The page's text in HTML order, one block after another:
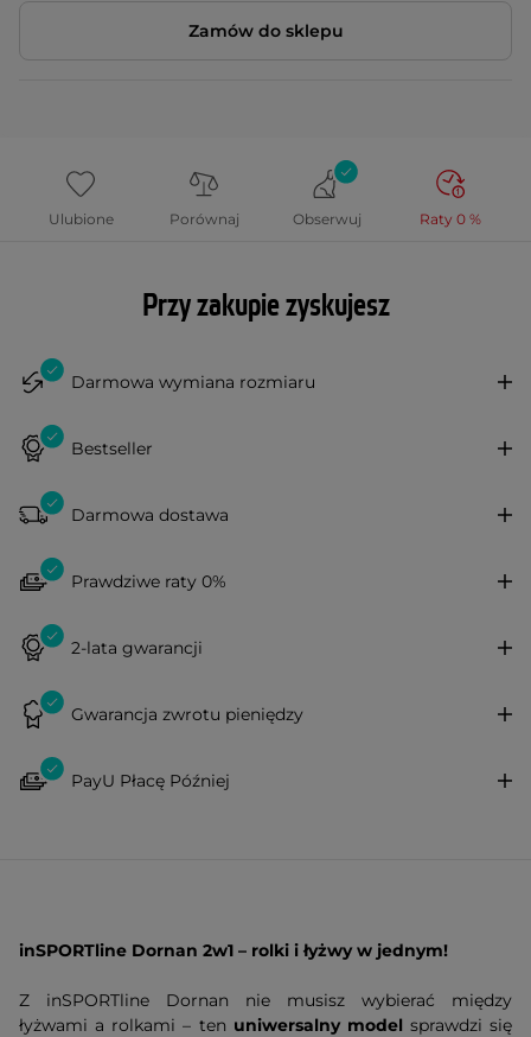
Zamów do sklepu
Ulubione Porównaj Obserwuj Raty 0 %
Przy zakupie zyskujesz
Darmowa wymiana rozmiaru
Bestseller
Darmowa dostawa
Prawdziwe raty 0%
2-lata gwarancji
Gwarancja zwrotu pieniędzy
PayU Płacę Później
inSPORTline Dornan 2w1 – rolki i łyżwy w jednym!
Z inSPORTline Dornan nie musisz wybierać między
łyżwami a rolkami – ten uniwersalny model sprawdzi się